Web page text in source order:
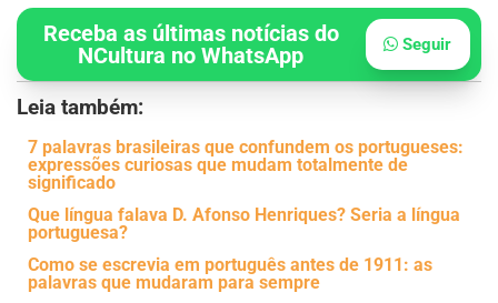
Receba as últimas notícias do
NCultura no WhatsApp
Seguir
Leia também:
7 palavras brasileiras que confundem os portugueses:
expressões curiosas que mudam totalmente de
significado
Que língua falava D. Afonso Henriques? Seria a língua
portuguesa?
Como se escrevia em português antes de 1911: as
palavras que mudaram para sempre